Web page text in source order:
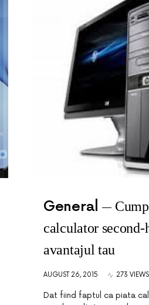
General
calculator second-
avantajul tau
AUGUST 26, 2015 273 VIEWS
Dat fiind faptul ca piata